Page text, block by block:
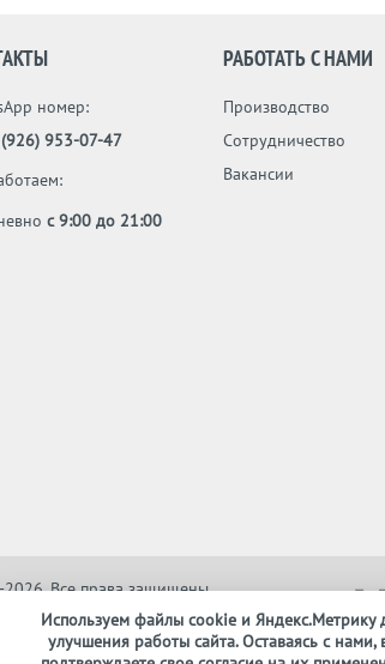
номер:
953-07-47
с 9:00 до 21:00
РАБОТАТЬ С НАМИ
Производство
Сотрудничество
Вакансии
2026. Все права защищены
Используем файлы cookie и Яндекс.Метрику
улучшения работы сайта. Оставаясь с нами,